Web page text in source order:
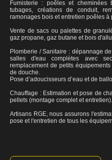
Fumisterie : poêles et cheminées
tubages, créations de conduit,
ramonages bois et entretien poêles à
Vente de sacs ou palettes de
gaz propane, gaz butane et bois
Plomberie / Sanitaire : dépannage
salles d'eau complètes avec
remplacement de petits
de douche.
Pose d’adoucisseurs d’eau et de
Chauffage : Estimation et pose de
pellets (montage complet et entretien).
Artisans RGE, nous assurons
pose et l'entretien de tous les